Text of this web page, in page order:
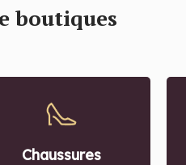
boutiques
Chaussures